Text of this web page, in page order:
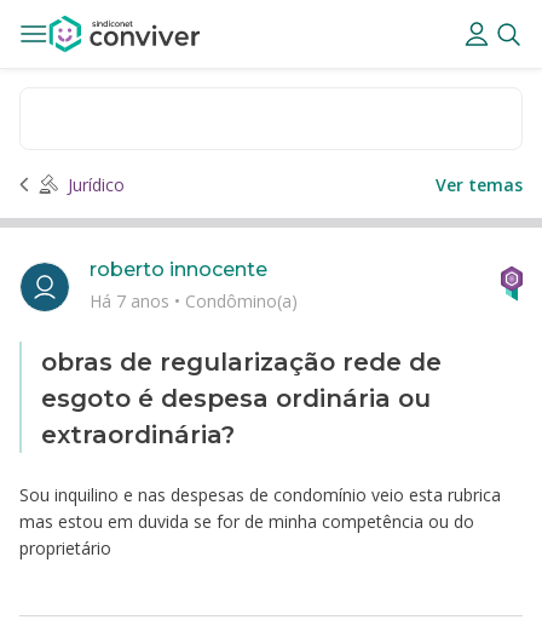
Jurídico Ver temas
obras de regularização rede de
esgoto é despesa ordinária ou
extraordinária?
Sou inquilino e nas despesas de condomínio veio esta rubrica
mas estou em duvida se for de minha competência ou do
proprietário
roberto innocente
Há 7 anos • Condômino(a)